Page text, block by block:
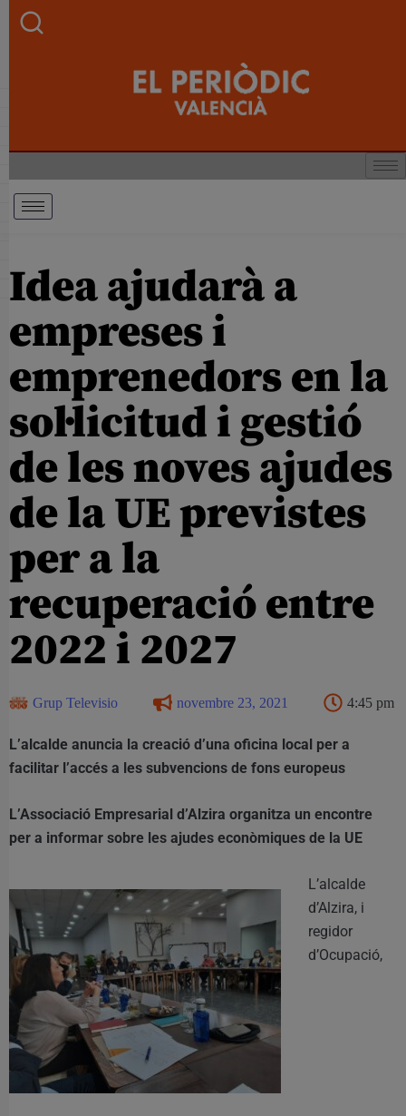
Idea ajudarà a
empreses i
emprenedors en la
sol·licitud i gestió
de les noves ajudes
de la UE previstes
per a la
recuperació entre
2022 i 2027
Grup Televisio novembre 23, 2021 4:45 pm
L’alcalde anuncia la creació d’una oficina local per a
facilitar l’accés a les subvencions de fons europeus
L’Associació Empresarial d’Alzira organitza un encontre
per a informar sobre les ajudes econòmiques de la UE
L’alcalde
d’Alzira, i
regidor
d’Ocupació,